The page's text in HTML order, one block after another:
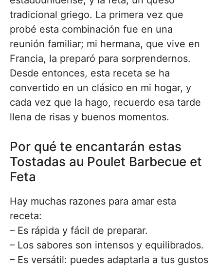
tradicional griego. La primera vez que
probé esta combinación fue en una
reunión familiar; mi hermana, que vive en
Francia, la preparó para sorprendernos.
Desde entonces, esta receta se ha
convertido en un clásico en mi hogar, y
cada vez que la hago, recuerdo esa tarde
llena de risas y buenos momentos.
Por qué te encantarán estas
Tostadas au Poulet Barbecue et
Feta
Hay muchas razones para amar esta
receta:
– Es rápida y fácil de preparar.
– Los sabores son intensos y equilibrados.
– Es versátil: puedes adaptarla a tus gustos